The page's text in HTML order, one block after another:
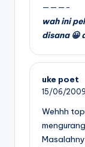
———-
wah ini
disana 😀
uke poet
15/06/
Wehhh